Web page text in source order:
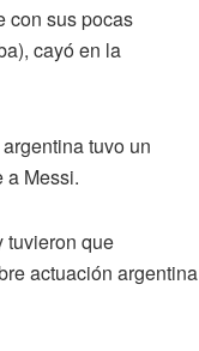
con sus pocas
cayó en la
tuvo un
a Messi.
tuvieron que
actuación argentina